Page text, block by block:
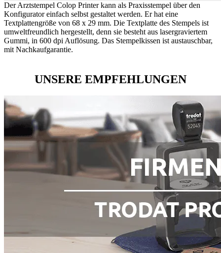
Der Arztstempel Colop Printer kann als Praxisstempel über den
Konfigurator einfach selbst gestaltet werden. Er hat eine
Textplattengröße von 68 x 29 mm. Die Textplatte des Stempels ist
umweltfreundlich hergestellt, denn sie besteht aus lasergraviertem
Gummi, in 600 dpi Auflösung. Das Stempelkissen ist austauschbar,
mit Nachkaufgarantie.
UNSERE EMPFEHLUNGEN